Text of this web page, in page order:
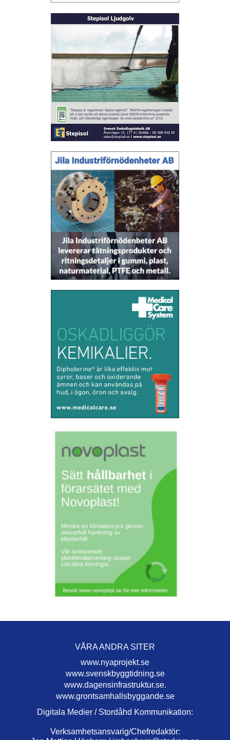
VÅRA ANDRA SITER
www.nyaprojekt.se
www.svenskbyggtidning.se
www.dagensinfrastruktur.se.
www.grontsamhallsbyggande.se
Digitala Medier / Stordåhd Kommunikation:
Verksamhetsansvarig/Chefredaktör: